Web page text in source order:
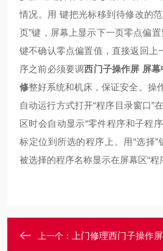
情况。用 键把光标移到待修改的
页”键，屏幕上显示下一页零点偏
键不确认零点偏置值，直接返回上
序之前必须要调西门子操作屏 屏
修整好系统和机床，保证安全。操
自动运行方式打开“程序目录窗口”
区时会自动显示“零件程序和子程
标定位到所选的程序上。用“选择”
被选择的程序名称显示在屏幕区“程
上一个： 上门修理西门子操作屏面板